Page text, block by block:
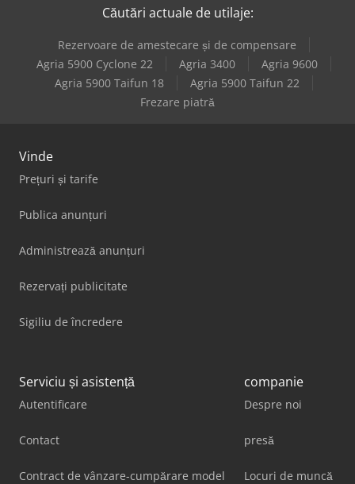
Căutări actuale de utilaje:
Rezervoare de amestecare și de compensare
Agria 5900 Cyclone 22
Agria 3400
Agria 9600
Agria 5900 Taifun 18
Agria 5900 Taifun 22
Frezare piatră
Vinde
Prețuri și tarife
Publica anunțuri
Administrează anunțuri
Rezervați publicitate
Sigiliu de încredere
Serviciu și asistență
Autentificare
Contact
Contract de vânzare-cumpărare model
companie
Despre noi
presă
Locuri de muncă